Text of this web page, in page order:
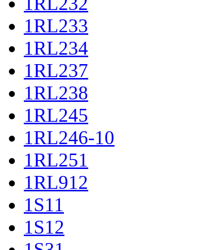
1RL233
1RL234
1RL237
1RL238
1RL245
1RL246-10
1RL251
1RL912
1S11
1S12